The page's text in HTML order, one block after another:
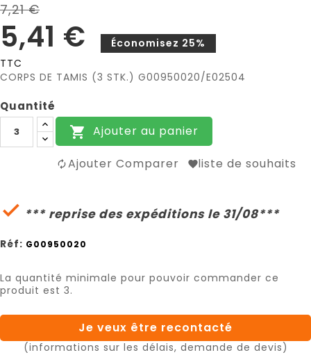
7,21 €
5,41 €
Économisez 25%
TTC
CORPS DE TAMIS (3 STK.) G00950020/E02504
Quantité
 Ajouter au panier
Ajouter Comparer liste de souhaits
 *** reprise des expéditions le 31/08***
Réf: G00950020
La quantité minimale pour pouvoir commander ce
produit est 3.
Je veux être recontacté
(informations sur les délais, demande de devis)